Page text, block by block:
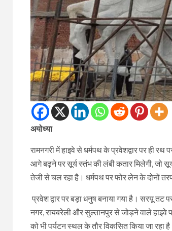
अयोध्‍या
रामनगरी में हाइवे से धर्मपथ के प्रवेशद्वार पर ही रथ
आगे बढ़ने पर सूर्य स्‍तंभ की लंबी कतार मिलेगी, जो
तेजी से चल रहा है। धर्मपथ पर फोर लेन के दोनों
प्रवेश द्वार पर बड़ा धनुष बनाया गया है। सरयू
नगर, रायबरेली और सुल्‍तानपुर से जोड़ने वाले हाइवे
को भी पर्यटन स्‍थल के तौर विकसित किया जा रहा